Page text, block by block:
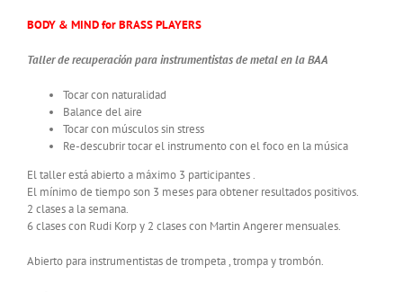
BODY & MIND for BRASS PLAYERS
Taller de recuperación para instrumentistas de metal en la BAA
Tocar con naturalidad
Balance del aire
Tocar con músculos sin stress
Re-descubrir tocar el instrumento con el foco en la música
El taller está abierto a máximo 3 participantes .
El mínimo de tiempo son 3 meses para obtener resultados positivos.
2 clases a la semana.
6 clases con Rudi Korp y 2 clases con Martin Angerer mensuales.
Abierto para instrumentistas de trompeta , trompa y trombón.